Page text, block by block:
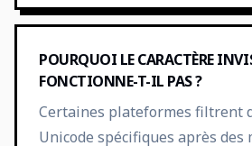
POURQUOI LE CARACTÈRE
FONCTIONNE-T-IL PAS ?
Certaines plateformes filtrent
Unicode spécifiques après des